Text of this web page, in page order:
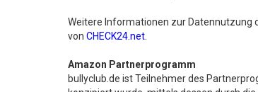
Weitere Informationen zur Datennutzung
von CHECK24.net
Amazon Partnerprogramm
bullyclub.de ist Teilnehmer des